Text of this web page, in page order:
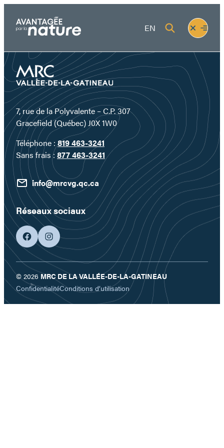
contenu
EN
Fermer
le
menu
Ouvrir
le
7, rue de la Polyvalente – C.P. 307
Gracefield (Québec) J0X 1W0
Téléphone :819 463-3241
Sans frais : 877 463-3241
info@mrcvg.qc.ca
Réseaux sociaux
facebookgoogleplus
© 2026 MRC DE LA VALLÉE-DE-LA-GATINEAU
ConfidentialitéConditions d’utilisation